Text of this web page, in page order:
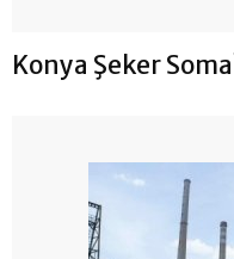
Konya Şeker